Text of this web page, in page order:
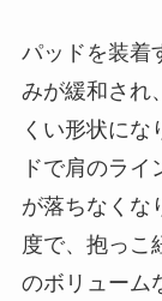
パッドを装着
みが緩和され
くい形状にな
ドで肩のラ
が落ちなくな
度で、抱っこ
のボリューム